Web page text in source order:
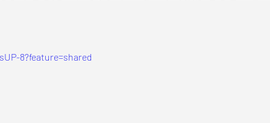
8?feature=shared